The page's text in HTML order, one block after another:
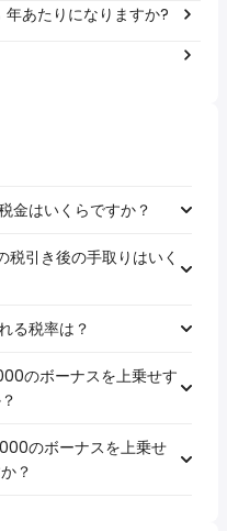
あたりになりますか?
金はいくらですか？
税引き後の手取りはいく
る税率は？
のボーナスを上乗せす
のボーナスを上乗せ
？